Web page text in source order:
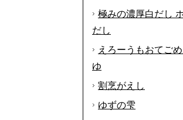
極みの濃厚白だし
だし
えろーうもおてご
ゆ
割烹がえし
ゆずの雫